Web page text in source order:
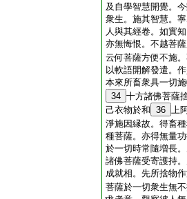
及自學智慧開覺。
衆生。施其智慧。
人與其經卷。如實
亦無悔恨。不越菩
云何菩薩方便不施
以軟語開解發遣。
本來所畜衆具一切
34 十方諸佛菩薩
己衣物於和 36 上
淨施因縁故。得畜
種菩薩。亦得無量
於一切時常隨増長
諸佛菩薩受寄護持
成就相。先所捨物
菩薩於一切衆生無